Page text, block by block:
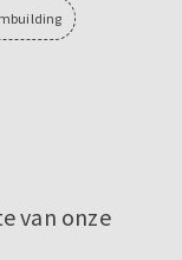
van onze